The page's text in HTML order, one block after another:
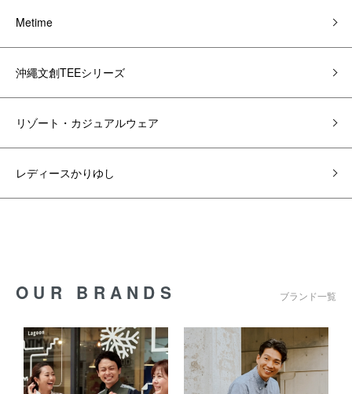
Metime
沖繩文創TEEシリーズ
リゾート・カジュアルウェア
レディースかりゆし
OUR BRANDS ブランド一覧